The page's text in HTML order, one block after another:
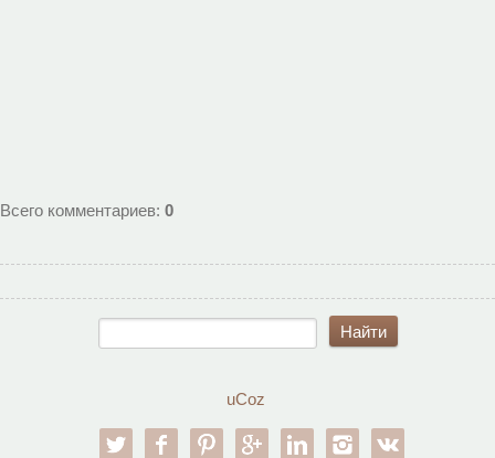
Всего комментариев: 0
uCoz
twitter facebookpinterestgoogle-pllinkedin instagram